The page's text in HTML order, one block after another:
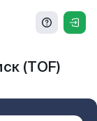
(TOF)